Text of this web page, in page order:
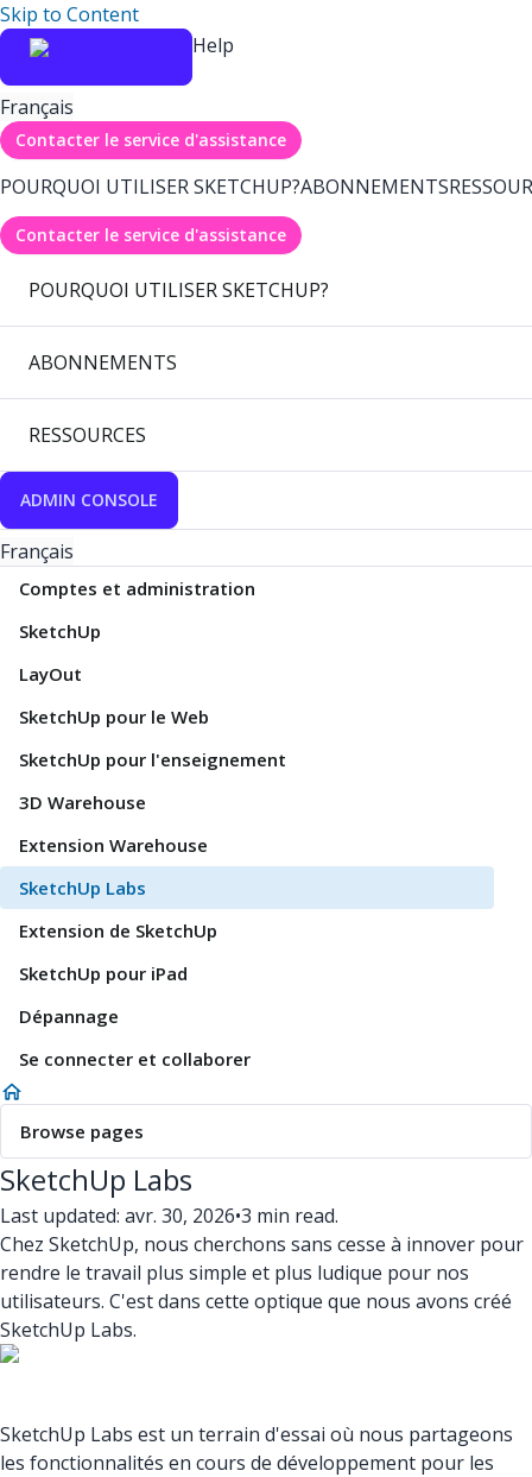
Skip to Content
Help
Français
Contacter le service d'assistance
POURQUOI UTILISER SKETCHUP?ABONNEMENTS
Contacter le service d'assistance
POURQUOI UTILISER SKETCHUP?
ABONNEMENTS
RESSOURCES
ADMIN CONSOLE
Français
Comptes et administration
SketchUp
LayOut
SketchUp pour le Web
SketchUp pour l'enseignement
3D Warehouse
Extension Warehouse
SketchUp Labs
Extension de SketchUp
SketchUp pour iPad
Dépannage
Se connecter et collaborer
Browse pages
SketchUp Labs
Last updated: avr. 30, 2026•3 min read.
Chez SketchUp, nous cherchons sans cesse à innover pour
rendre le travail plus simple et plus ludique pour nos
utilisateurs. C'est dans cette optique que nous avons créé
SketchUp Labs.
SketchUp Labs est un terrain d'essai où nous partageons
les fonctionnalités en cours de développement pour les